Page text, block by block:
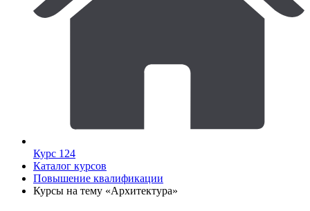
Курс 124
Каталог курсов
Повышение квалификации
Курсы на тему «Архитектура»